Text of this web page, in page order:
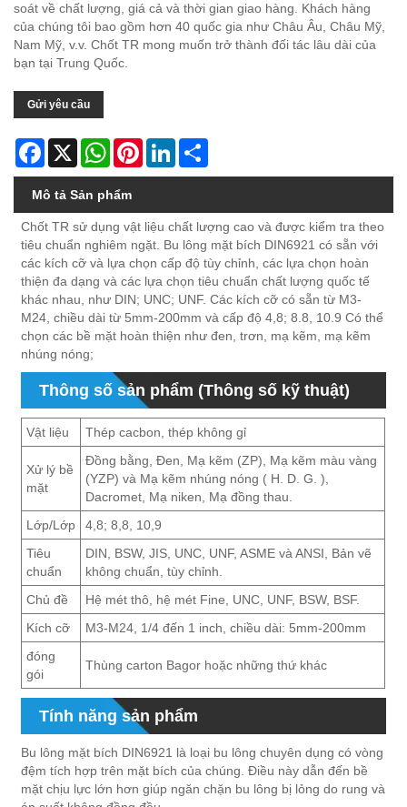
soát về chất lượng, giá cả và thời gian giao hàng. Khách hàng
của chúng tôi bao gồm hơn 40 quốc gia như Châu Âu, Châu Mỹ,
Nam Mỹ, v.v. Chốt TR mong muốn trở thành đối tác lâu dài của
bạn tại Trung Quốc.
Gửi yêu cầu
Facebook
X WhatsAppPinterestLinkedIn
Mô tả Sản phẩm
Chốt TR sử dụng vật liệu chất lượng cao và được kiểm tra theo
tiêu chuẩn nghiêm ngặt. Bu lông mặt bích DIN6921 có sẵn với
các kích cỡ và lựa chọn cấp độ tùy chỉnh, các lựa chọn hoàn
thiện đa dạng và các lựa chọn tiêu chuẩn chất lượng quốc tế
khác nhau, như DIN; UNC; UNF. Các kích cỡ có sẵn từ M3-
M24, chiều dài từ 5mm-200mm và cấp độ 4,8; 8.8, 10.9 Có thể
chọn các bề mặt hoàn thiện như đen, trơn, mạ kẽm, mạ kẽm
nhúng nóng;
Thông số sản phẩm (Thông số kỹ thuật)
Vật liệu Thép cacbon, thép không gỉ
Xử lý bề
mặt
Đồng bằng, Đen, Mạ kẽm (ZP), Mạ kẽm màu vàng
(YZP) và Mạ kẽm nhúng nóng ( H. D. G. ),
Dacromet, Mạ niken, Mạ đồng thau.
Lớp/Lớp
4,8; 8,8, 10,9
Tiêu
chuẩn
DIN, BSW, JIS, UNC, UNF, ASME và ANSI, Bản vẽ
không chuẩn, tùy chỉnh.
Chủ đề
Hệ mét thô, hệ mét Fine, UNC, UNF, BSW, BSF.
Kích cỡ
M3-M24, 1/4 đến 1 inch, chiều dài: 5mm-200mm
đóng
gói
Thùng carton Bagor hoặc những thứ khác
Tính năng sản phẩm
Bu lông mặt bích DIN6921 là loại bu lông chuyên dụng có vòng
đệm tích hợp trên mặt bích của chúng. Điều này dẫn đến bề
mặt chịu lực lớn hơn giúp ngăn chặn bu lông bị lỏng do rung và